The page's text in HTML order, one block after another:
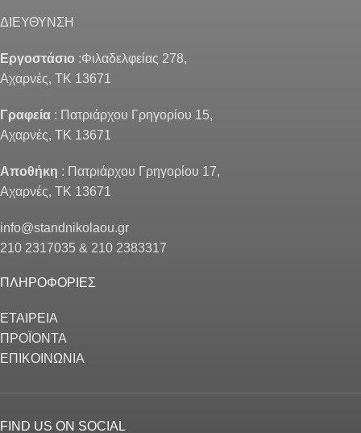
ΔΙΕΥΘΥΝΣΗ
Εργοστάσιο :Φιλαδελφείας 278,
Αχαρνές, ΤΚ 13671
Γραφεία : Πατριάρχου Γρηγορίου 15,
Αχαρνές, ΤΚ 13671
Αποθήκη : Πατριάρχου Γρηγορίου 17,
Αχαρνές, ΤΚ 13671
info@standnikolaou.gr
210 2317035 & 210 2383317
ΠΛΗΡΟΦΟΡΙΕΣ
ΕΤΑΙΡΕΙΑ
ΠΡΟΪΟΝΤΑ
ΕΠΙΚΟΙΝΩΝΙΑ
FIND US ON SOCIAL